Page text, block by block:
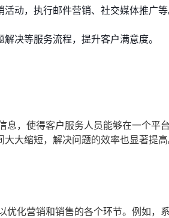
动，执行邮件营销、社交媒体推广等
决等服务流程，提升客户满意度。
息，使得客户服务人员能够在一个平
大缩短，解决问题的效率也显著提
优化营销和销售的各个环节。例如，